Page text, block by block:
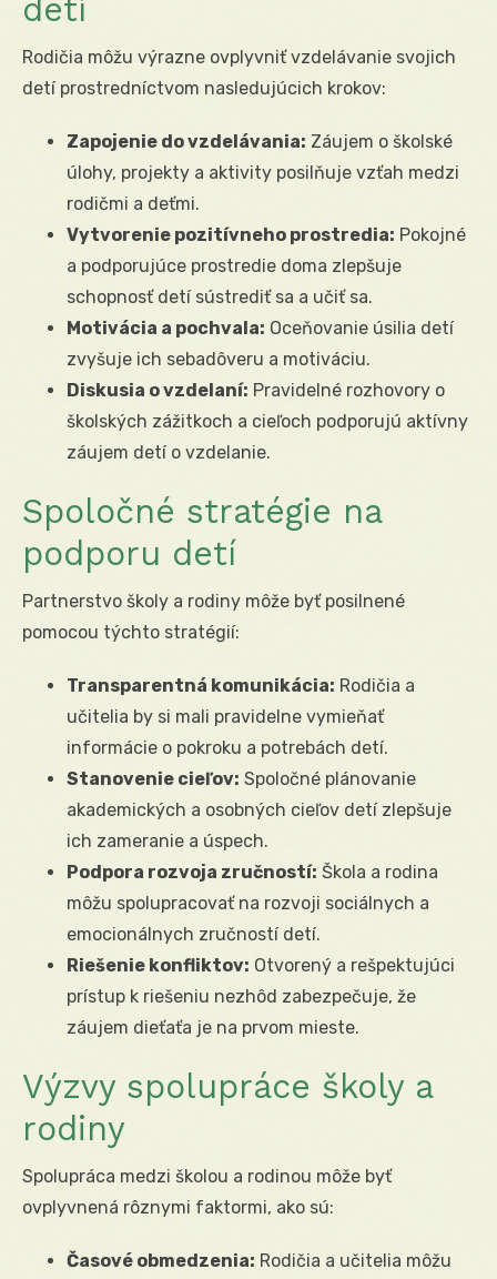
detí
Rodičia môžu výrazne ovplyvniť vzdelávanie svojich
detí prostredníctvom nasledujúcich krokov:
Zapojenie do vzdelávania: Záujem o školské
úlohy, projekty a aktivity posilňuje vzťah medzi
rodičmi a deťmi.
Vytvorenie pozitívneho prostredia: Pokojné
a podporujúce prostredie doma zlepšuje
schopnosť detí sústrediť sa a učiť sa.
Motivácia a pochvala: Oceňovanie úsilia detí
zvyšuje ich sebadôveru a motiváciu.
Diskusia o vzdelaní: Pravidelné rozhovory o
školských zážitkoch a cieľoch podporujú aktívny
záujem detí o vzdelanie.
Spoločné stratégie na
podporu detí
Partnerstvo školy a rodiny môže byť posilnené
pomocou týchto stratégií:
Transparentná komunikácia: Rodičia a
učitelia by si mali pravidelne vymieňať
informácie o pokroku a potrebách detí.
Stanovenie cieľov: Spoločné plánovanie
akademických a osobných cieľov detí zlepšuje
ich zameranie a úspech.
Podpora rozvoja zručností: Škola a rodina
môžu spolupracovať na rozvoji sociálnych a
emocionálnych zručností detí.
Riešenie konfliktov: Otvorený a rešpektujúci
prístup k riešeniu nezhôd zabezpečuje, že
záujem dieťaťa je na prvom mieste.
Výzvy spolupráce školy a
rodiny
Spolupráca medzi školou a rodinou môže byť
ovplyvnená rôznymi faktormi, ako sú:
Časové obmedzenia: Rodičia a učitelia môžu